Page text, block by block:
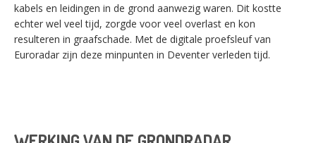
kabels en leidingen in de grond aanwezig waren. Dit kostte
echter wel veel tijd, zorgde voor veel overlast en kon
resulteren in graafschade. Met de digitale proefsleuf van
Euroradar zijn deze minpunten in Deventer verleden tijd.